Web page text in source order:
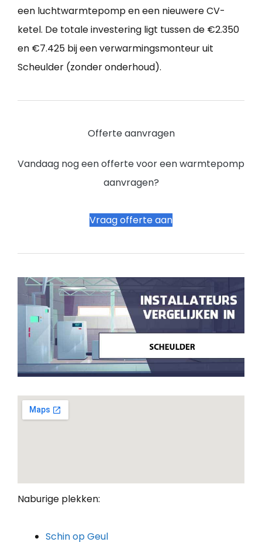
een luchtwarmtepomp en een nieuwere CV-
ketel. De totale investering ligt tussen de €2.350
en €7.425 bij een verwarmingsmonteur uit
Scheulder (zonder onderhoud).
Offerte aanvragen
Vandaag nog een offerte voor een warmtepomp
aanvragen?
Vraag offerte aan
Naburige plekken:
Schin op Geul